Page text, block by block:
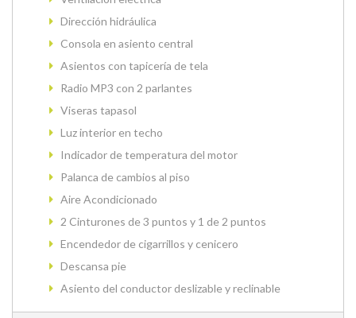
Dirección hidráulica
Consola en asiento central
Asientos con tapicería de tela
Radio MP3 con 2 parlantes
Viseras tapasol
Luz interior en techo
Indicador de temperatura del motor
Palanca de cambios al piso
Aire Acondicionado
2 Cinturones de 3 puntos y 1 de 2 puntos
Encendedor de cigarrillos y cenicero
Descansa pie
Asiento del conductor deslizable y reclinable